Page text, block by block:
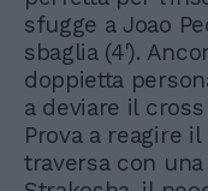
sfugge a Joao
sbaglia (4').
doppietta
a deviare il
Prova a reagire
traversa con